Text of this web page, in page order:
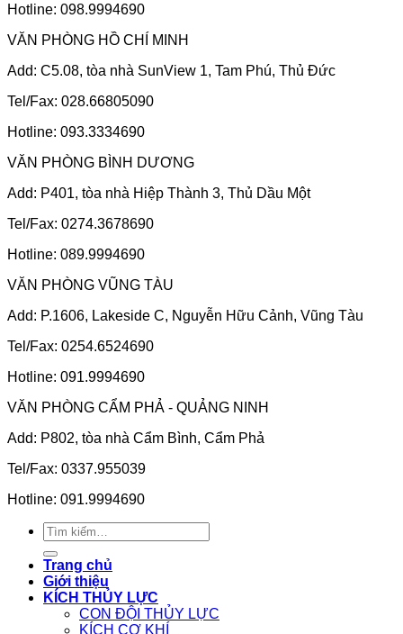
Hotline: 098.9994690
VĂN PHÒNG HỒ CHÍ MINH
Add: C5.08, tòa nhà SunView 1, Tam Phú, Thủ Đức
Tel/Fax: 028.66805090
Hotline: 093.3334690
VĂN PHÒNG BÌNH DƯƠNG
Add: P401, tòa nhà Hiệp Thành 3, Thủ Dầu Một
Tel/Fax: 0274.3678690
Hotline: 089.9994690
VĂN PHÒNG VŨNG TÀU
Add: P.1606, Lakeside C, Nguyễn Hữu Cảnh, Vũng Tàu
Tel/Fax: 0254.6524690
Hotline: 091.9994690
VĂN PHÒNG CẨM PHẢ - QUẢNG NINH
Add: P802, tòa nhà Cẩm Bình, Cẩm Phả
Tel/Fax: 0337.955039
Hotline: 091.9994690
Tìm
kiếm:
Trang chủ
Giới thiệu
KÍCH THỦY LỰC
CON ĐỘI THỦY LỰC
KÍCH CƠ KHÍ